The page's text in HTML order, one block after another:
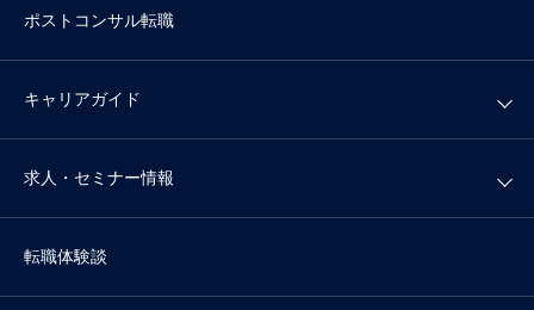
ポストコンサル転職
キャリアガイド
求人・セミナー情報
転職体験談